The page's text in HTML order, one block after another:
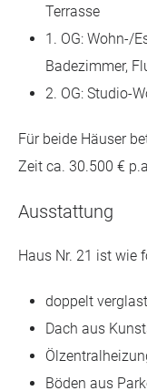
Terrasse
1. OG: Wohn-/
Badezimmer,
2. OG: Studio-
Für beide Häuser
Zeit ca. 30.500 €
Ausstattung
Haus Nr. 21 ist wie
doppelt
Dach aus
Böden aus